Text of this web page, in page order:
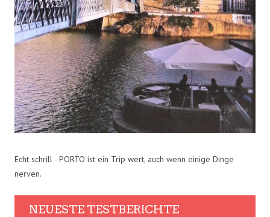
Echt schrill - PORTO ist ein Trip wert, auch wenn einige Dinge
nerven.
NEUESTE TESTBERICHTE